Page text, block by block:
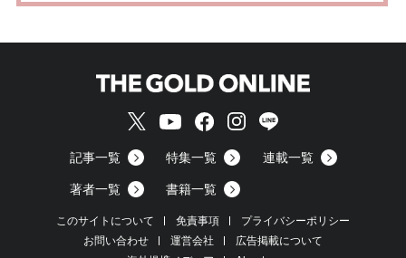
記事一覧 特集一覧 連載一覧
著者一覧 書籍一覧
このサイトについて 免責事項
プライバシーポリシー
お問い合わせ
運営会社
広告掲載について